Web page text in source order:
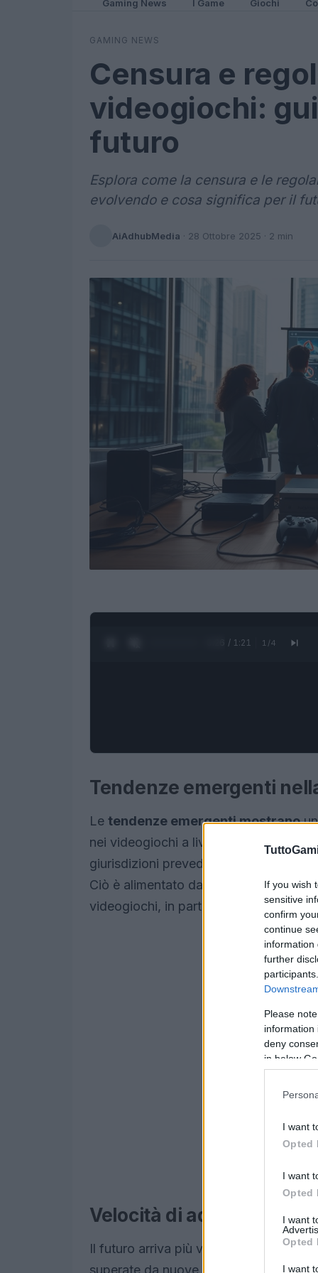
If you wish
sensitive
confirm
continue
information
further
Please
information
deny
in below
I want
Opted
I want
Opted
I want
Opted
I want
Gaming News I Game Giochi
GAMING NEWS
Censura e
videogiochi:
futuro
Esplora come la censura e le
evolvendo e cosa significa per il
AiAdhubMedia · 28 Ottobre 2025 · 2 min
0:27 / 1:21 1 /4
Tendenze emergenti
Le tendenze emergenti mostrano
nei videogiochi a livello globale.
giurisdizioni prevede di implementare
Ciò è alimentato da preoccupazioni
videogiochi, in particolare sui giovani.
Velocità di adozione
Il futuro arriva più veloce del previsto: